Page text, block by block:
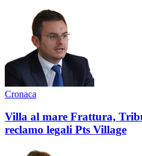
Cronaca
Villa al mare Frattura,
reclamo legali Pts Village